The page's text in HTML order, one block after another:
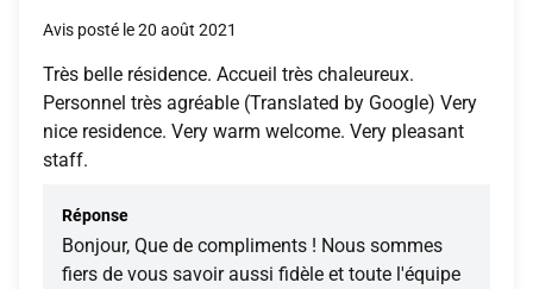
Avis posté le 20 août 2021
Très belle résidence. Accueil très chaleureux.
Personnel très agréable (Translated by Google) Very
nice residence. Very warm welcome. Very pleasant
staff.
Réponse
Bonjour, Que de compliments ! Nous sommes
fiers de vous savoir aussi fidèle et toute l'équipe